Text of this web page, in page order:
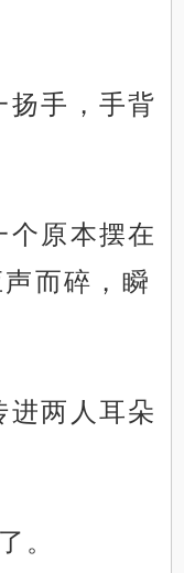
扬手，手背
个原本摆在
而碎，瞬
进两人耳朵
。